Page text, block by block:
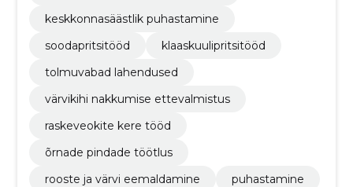
keskkonnasäästlik puhastamine
soodapritsitööd
klaaskuulipritsitööd
tolmuvabad lahendused
värvikihi nakkumise ettevalmistus
raskeveokite kere tööd
õrnade pindade töötlus
rooste ja värvi eemaldamine
puhastamine